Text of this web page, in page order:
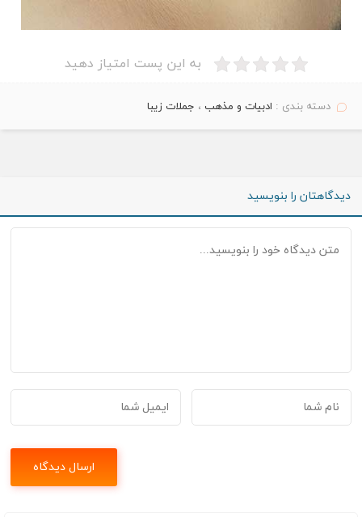
به این پست امتیاز دهید
دسته بندی : ادبیات و مذهب ، جملات زیبا
دیدگاهتان را بنویسید